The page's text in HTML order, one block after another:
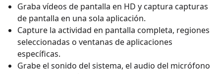
Graba vídeos de pantalla en HD y captura capturas
de pantalla en una sola aplicación.
Capture la actividad en pantalla completa, regiones
seleccionadas o ventanas de aplicaciones
específicas.
Grabe el sonido del sistema, el audio del micrófono